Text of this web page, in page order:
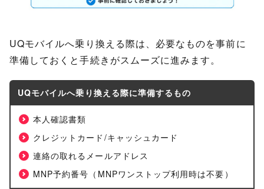
UQモバイルへ乗り換える際は、必要なものを事前に
準備しておくと手続きがスムーズに進みます。
UQモバイルへ乗り換える際に準備するもの
本人確認書類
クレジットカード/キャッシュカード
連絡の取れるメールアドレス
MNP予約番号（MNPワンストップ利用時は不要）